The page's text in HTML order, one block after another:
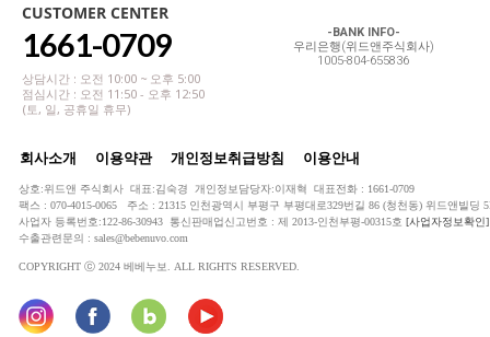
CUSTOMER CENTER
1661-0709
상담시간 : 오전 10:00 ~ 오후 5:00
점심시간 : 오전 11:50 - 오후 12:50
(토, 일, 공휴일 휴무)
-BANK INFO-
우리은행(위드앤주식회사)
1005-804-655836
회사소개 이용약관 개인정보취급방침 이용안내
상호:위드앤 주식회사 대표:김숙경 개인정보담당자:이재혁 대표전화 : 1661-0709
팩스 : 070-4015-0065 주소 : 21315 인천광역시 부평구 부평대로329번길 86 (청천동) 위드앤빌딩
사업자 등록번호:122-86-30943 통신판매업신고번호 : 제 2013-인천부평-00315호 [사업자정보확인]
수출관련문의 : sales@bebenuvo.com
COPYRIGHT ⓒ 2024 베베누보. ALL RIGHTS RESERVED.